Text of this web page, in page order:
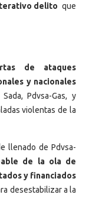
delito que
de ataques
y nacionales
Pdvsa-Gas, y
violentas de la
llenado de Pdvsa-
de la ola de
y financiados
desestabilizar a la